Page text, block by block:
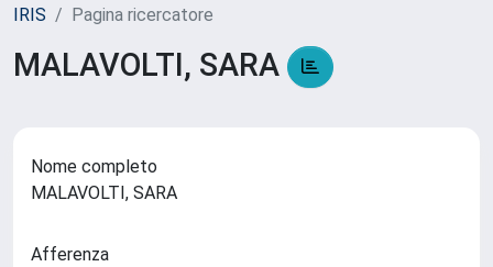
IRIS Pagina ricercatore
MALAVOLTI, SARA
Nome completo
MALAVOLTI, SARA
Afferenza